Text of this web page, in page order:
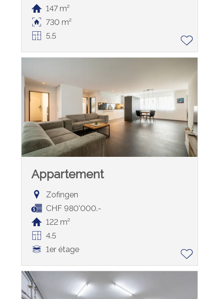
147 m²
730 m²
5.5
Appartement
Zofingen
CHF 980'000.-
122 m²
4.5
1er étage